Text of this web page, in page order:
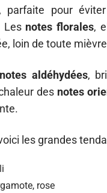
parfaite pour
Les notes florales,
loin de toute
notes aldéhydées,
des notes
les grandes
rose